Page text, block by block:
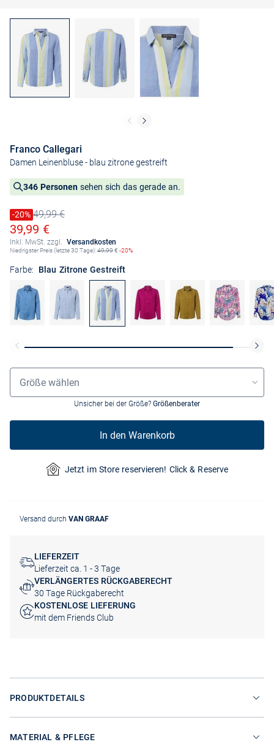
Franco Callegari
Damen Leinenbluse- blau zitrone gestreift
346 Personen sehen sich das gerade an.
Preis reduziert um
-20%
Alter Preis49,99 €
Ermäßigter Preis
39,99 €
Inkl. MwSt. zzgl. Versandkosten
Niedrigster Preis (letzte 30 Tage):49,99€ -20%
Farbe: Blau Zitrone Gestreift
Grössenauswahl
Größe wählen
Unsicher bei der Größe? Größenberater
In den Warenkorb
Jetzt im Store reservieren! Click & Reserve
Versand durch VAN GRAAF
LIEFERZEIT
Lieferzeit ca. 1 - 3 Tage
VERLÄNGERTES RÜCKGABERECHT
30 Tage Rückgaberecht
KOSTENLOSE LIEFERUNG
mit dem Friends Club
PRODUKTDETAILS
MATERIAL & PFLEGE